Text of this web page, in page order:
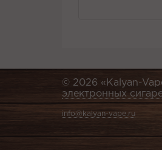
© 2026 «Kalyan-
электронных
info@kalyan-vape.ru